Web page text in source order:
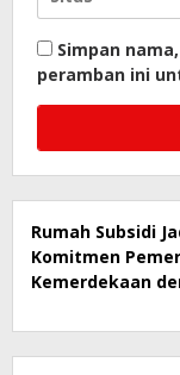
Simpan
peramban ini
Rumah Subsidi
Komitmen
Kemerdekaan